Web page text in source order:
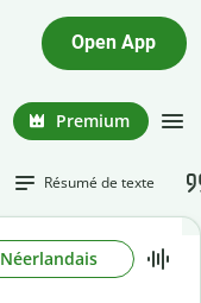
Open App
Premium
Résumé de texte
Néerlandais